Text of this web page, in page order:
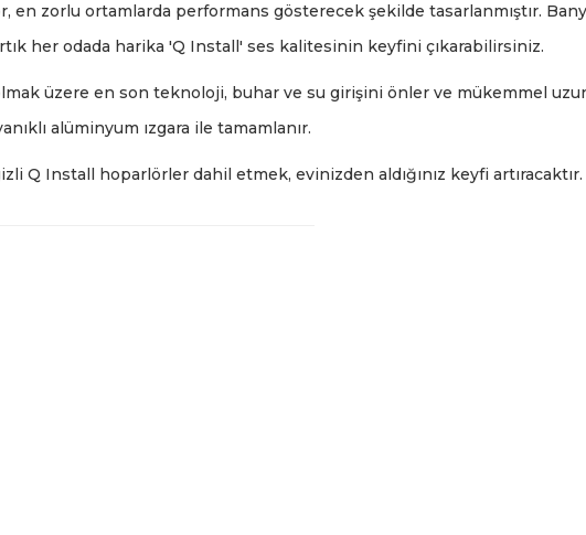
en zorlu ortamlarda performans gösterecek şekilde tasarlanmıştır.
her odada harika 'Q Install' ses kalitesinin keyfini çıkarabilirsiniz.
olmak üzere en son teknoloji, buhar ve su girişini önler ve mükemmel
alüminyum ızgara ile tamamlanır.
Q Install hoparlörler dahil etmek, evinizden aldığınız keyfi artıracaktır.